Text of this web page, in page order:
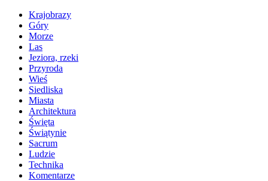
Krajobrazy
Góry
Morze
Las
Jeziora, rzeki
Przyroda
Wieś
Siedliska
Miasta
Architektura
Święta
Świątynie
Sacrum
Ludzie
Technika
Komentarze